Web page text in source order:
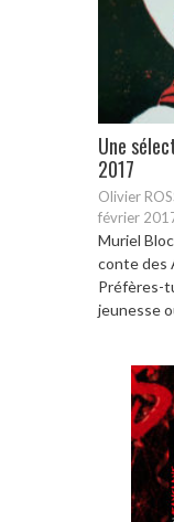
Une
2017
Olivier
février
Muriel
conte des
Préfères-
jeunesse